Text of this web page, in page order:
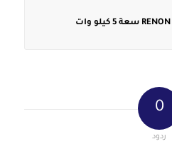
0
ردود